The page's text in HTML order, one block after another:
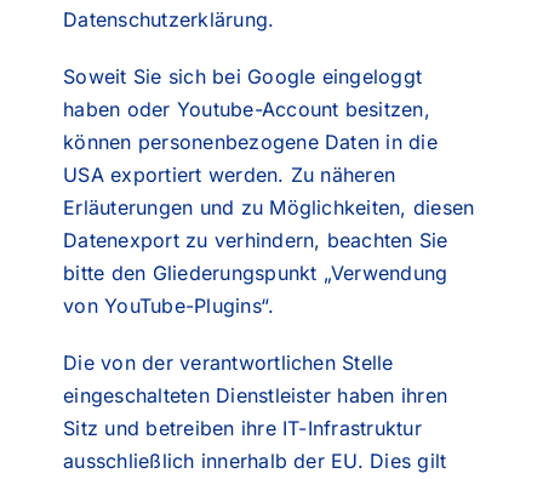
Datenschutzerklärung.
Soweit Sie sich bei Google eingeloggt
haben oder Youtube-Account besitzen,
können personenbezogene Daten in die
USA exportiert werden. Zu näheren
Erläuterungen und zu Möglichkeiten, diesen
Datenexport zu verhindern, beachten Sie
bitte den Gliederungspunkt „Verwendung
von YouTube-Plugins“.
Die von der verantwortlichen Stelle
eingeschalteten Dienstleister haben ihren
Sitz und betreiben ihre IT-Infrastruktur
ausschließlich innerhalb der EU. Dies gilt